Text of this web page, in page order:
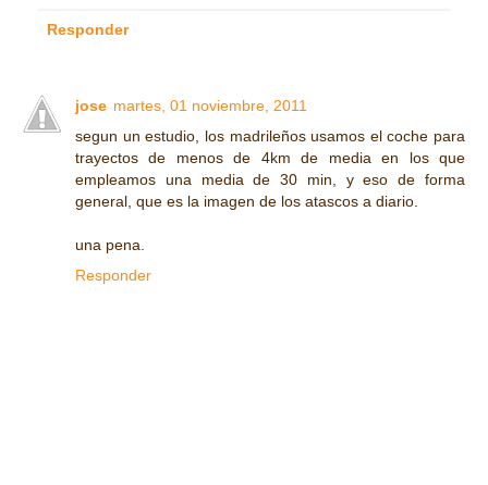
Responder
jose martes, 01 noviembre, 2011
segun un estudio, los madrileños usamos el coche para
trayectos de menos de 4km de media en los que
empleamos una media de 30 min, y eso de forma
general, que es la imagen de los atascos a diario.
una pena.
Responder